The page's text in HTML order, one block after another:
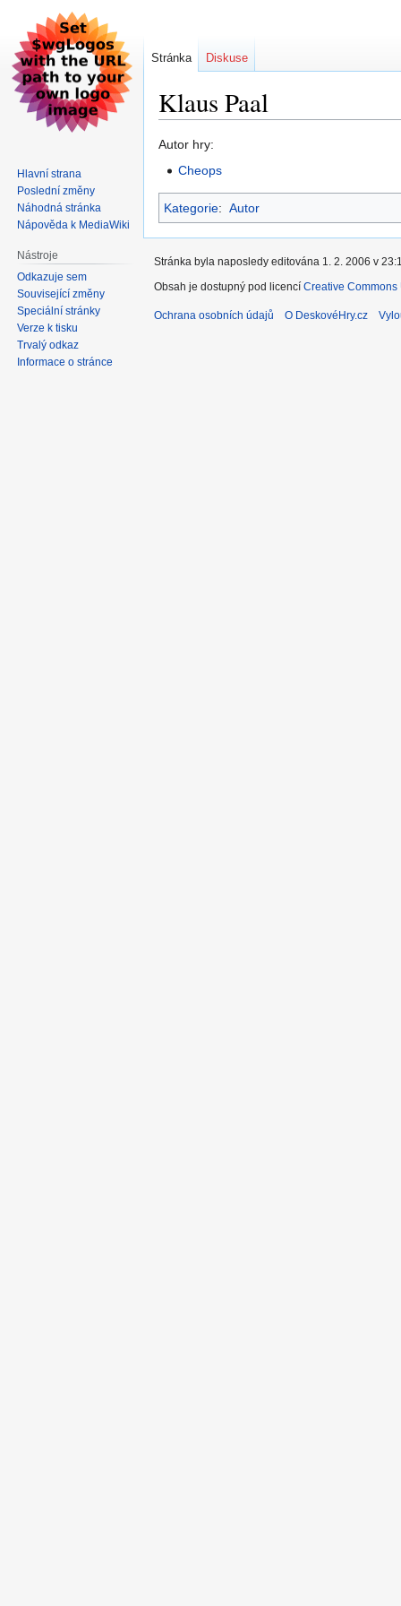
Klaus Paal
Skočit
Skočit
Autor hry:
Cheops
Kategorie: Autor
Stránka Diskuse
Hlavní strana
Poslední změny
Náhodná stránka
Nápověda k MediaWiki
Nástroje
Odkazuje sem
Související změny
Speciální stránky
Verze k tisku
Trvalý odkaz
Informace o stránce
Stránka byla naposledy editována 1. 2. 2006 v
Obsah je dostupný pod licencí Creative
Ochrana osobních údajů O DeskovéHry.cz